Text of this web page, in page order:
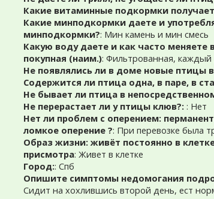
Какие витаминные подкормки
Какие минподкормки даете и
минподкормки?: Мин камень и мин смесь
Какую воду даете и как часто
покупная (наим.): Фильтрованная, каждый
Не появлялись ли в доме новые птицы
Содержится ли птица одна, в паре, в
Не бывает ли птица в
Не перерастает ли у птицы клюв?:: Нет
Нет ли проблем с оперением:
ломкое оперение ?: При перевозке была
Образ жизни: живёт постоянно в
присмотра: Живет в клетке
Город:: Спб
Опишите симптомы недомогания
Сидит на хохлившись второй день, ест